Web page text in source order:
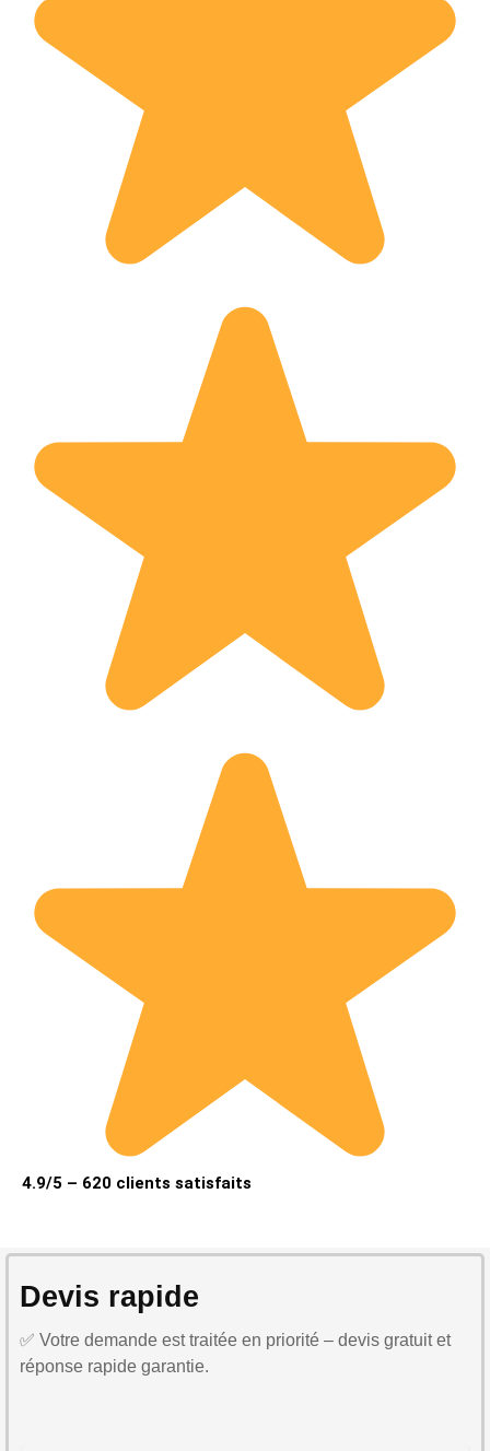
4.9/5 – 620 clients satisfaits
Devis rapide
✅ Votre demande est traitée en priorité – devis gratuit et
réponse rapide garantie.